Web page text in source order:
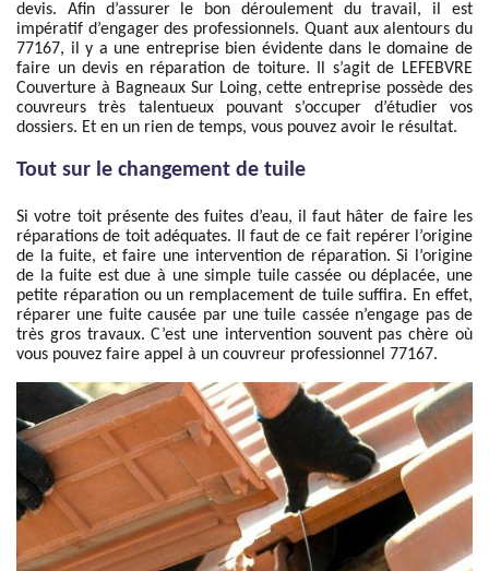
devis. Afin d’assurer le bon déroulement du travail, il est
impératif d’engager des professionnels. Quant aux alentours du
77167, il y a une entreprise bien évidente dans le domaine de
faire un devis en réparation de toiture. Il s’agit de LEFEBVRE
Couverture à Bagneaux Sur Loing, cette entreprise possède des
couvreurs très talentueux pouvant s’occuper d’étudier vos
dossiers. Et en un rien de temps, vous pouvez avoir le résultat.
Tout sur le changement de tuile
Si votre toit présente des fuites d’eau, il faut hâter de faire les
réparations de toit adéquates. Il faut de ce fait repérer l’origine
de la fuite, et faire une intervention de réparation. Si l’origine
de la fuite est due à une simple tuile cassée ou déplacée, une
petite réparation ou un remplacement de tuile suffira. En effet,
réparer une fuite causée par une tuile cassée n’engage pas de
très gros travaux. C’est une intervention souvent pas chère où
vous pouvez faire appel à un couvreur professionnel 77167.